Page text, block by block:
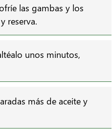
las gambas y los
reserva.
unos minutos,
más de aceite y